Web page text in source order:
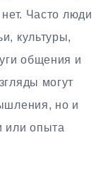
Часто люди
культуры,
общения и
могут
но и
или опыта